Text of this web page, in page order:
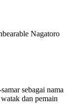
Nagatoro
sebagai nama
dan pemain